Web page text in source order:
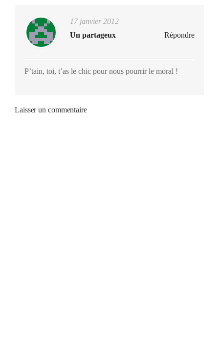
17 janvier 2012
Un partageux
Répondre
P’tain, toi, t’as le chic pour nous pourrir le moral !
Laisser un commentaire